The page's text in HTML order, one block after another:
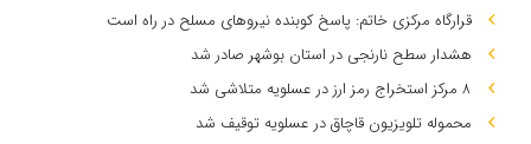
قرارگاه مرکزی خاتم: پاسخ کوبنده نیروهای مسلح در راه است
هشدار سطح نارنجی در استان بوشهر صادر شد
۸ مرکز استخراج رمز ارز در عسلویه متلاشی شد
محموله تلویزیون قاچاق در عسلویه توقیف شد